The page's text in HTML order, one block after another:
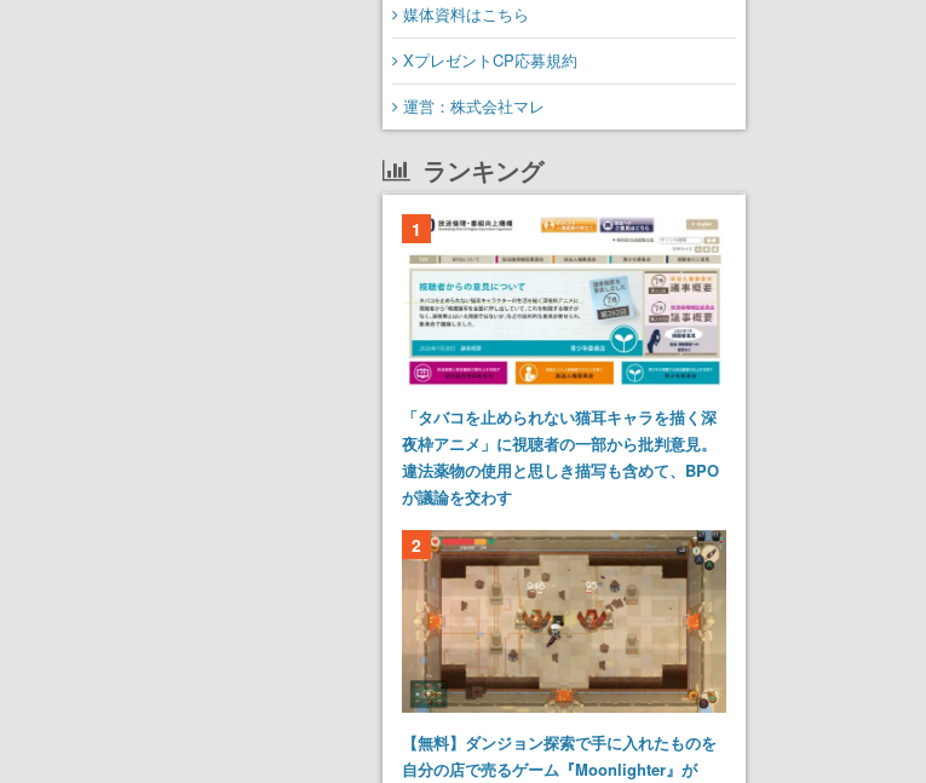
媒体資料はこちら
XプレゼントCP応募規約
運営：株式会社マレ
ランキング
1
「タバコを止められない猫耳キャラを描く深
夜枠アニメ」に視聴者の一部から批判意見。
違法薬物の使用と思しき描写も含めて、BPO
が議論を交わす
2
【無料】ダンジョン探索で手に入れたものを
自分の店で売るゲーム『Moonlighter』が